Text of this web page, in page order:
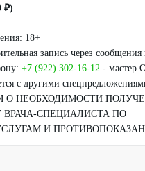
₽)
18+
запись через сообщения
+7 (922) 302-16-12 - мастер
с другими
О НЕОБХОДИМОСТИ
ВРАЧА-СПЕЦИАЛИСТА ПО
И